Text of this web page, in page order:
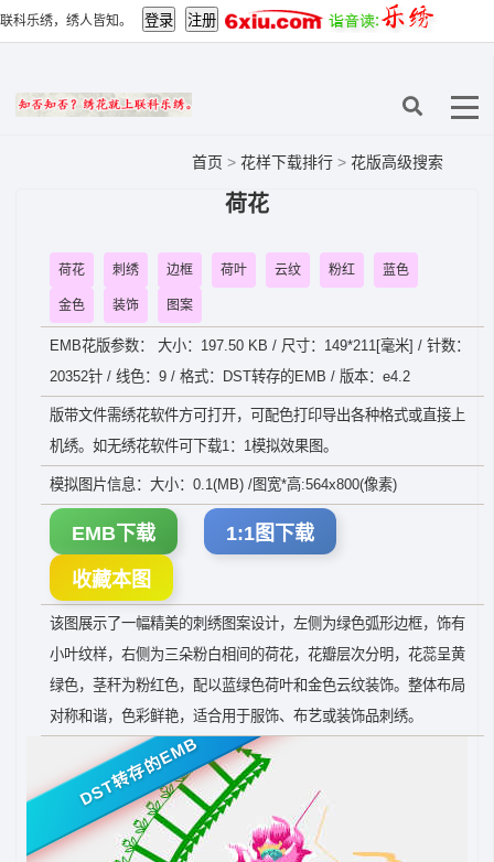
联科乐绣，绣人皆知。
首页 > 花样下载排行 > 花版高级搜索
荷花
荷花 刺绣 边框 荷叶 云纹 粉红 蓝色
金色 装饰 图案
EMB花版参数： 大小：197.50 KB / 尺寸：149*211[毫米] / 针数：
20352针 / 线色：9 / 格式：DST转存的EMB / 版本：e4.2
版带文件需绣花软件方可打开，可配色打印导出各种格式或直接上
机绣。如无绣花软件可下载1：1模拟效果图。
模拟图片信息：大小：0.1(MB) /图宽*高:564x800(像素)
EMB下载 1:1图下载
收藏本图
该图展示了一幅精美的刺绣图案设计，左侧为绿色弧形边框，饰有
小叶纹样，右侧为三朵粉白相间的荷花，花瓣层次分明，花蕊呈黄
绿色，茎秆为粉红色，配以蓝绿色荷叶和金色云纹装饰。整体布局
对称和谐，色彩鲜艳，适合用于服饰、布艺或装饰品刺绣。
DST转存的EMB